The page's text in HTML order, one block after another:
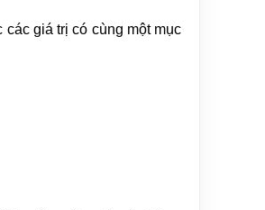
giá trị có cùng một mục